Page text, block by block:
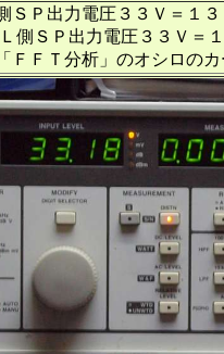
ＳＰ出力電圧３３Ｖ＝１
Ｖ＝１３６Ｗ出
のカーソル周波